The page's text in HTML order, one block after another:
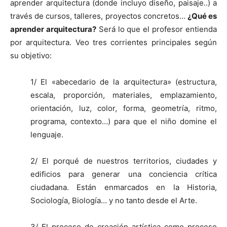
aprender arquitectura (donde incluyo diseño, paisaje..) a
través de cursos, talleres, proyectos concretos… ¿Qué es
aprender arquitectura?Será lo que el profesor entienda
por arquitectura. Veo tres corrientes principales según
su objetivo:
1/ El «abecedario de la arquitectura» (estructura,
escala, proporción, materiales, emplazamiento,
orientación, luz, color, forma, geometría, ritmo,
programa, contexto…) para que el niño domine el
lenguaje.
2/ El porqué de nuestros territorios, ciudades y
edificios para generar una conciencia crítica
ciudadana. Están enmarcados en la Historia,
Sociología, Biología… y no tanto desde el Arte.